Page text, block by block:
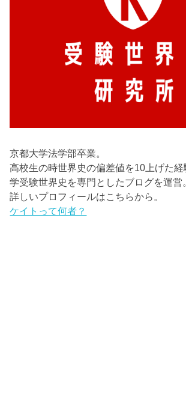
京都大学法学部卒業。
高校生の時世界史の偏差値を10上げた
学受験世界史を専門としたブログを運営
詳しいプロフィールはこちらから。
ケイトって何者？